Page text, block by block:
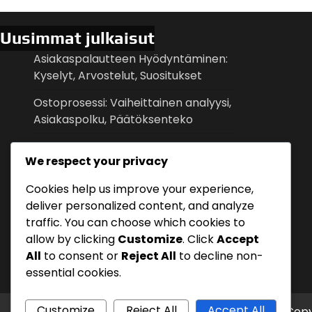
Uusimmat julkaisut
Asiakaspalautteen Hyödyntäminen:
Kyselyt, Arvostelut, Suositukset
Ostoprosessi: Vaiheittainen analyysi,
Asiakaspolku, Päätöksenteko
Verkostoituminen: Tapahtumat,
Yhteistyöt, Suositukset
Kilpailuetu Markkinoinnissa:
Ainutlaatuiset myyntiväittämät,
Erottuminen
Liidien Hoito: Seuranta, Viestintä,
Muuntaminen
We respect your privacy
Cookies help us improve your experience,
deliver personalized content, and analyze
traffic. You can choose which cookies to
allow by clicking Customize. ClickAccept
All to consent or Reject All to decline non-
essential cookies.